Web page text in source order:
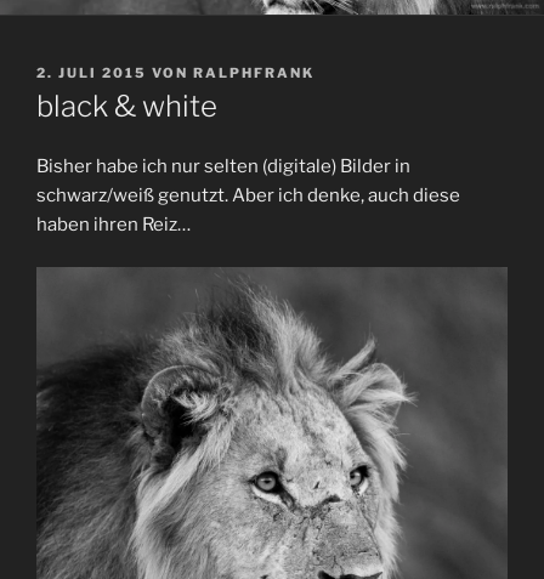
VERÖFFENTLICHT
AM
2. JULI 2015 VON RALPHFRANK
black & white
Bisher habe ich nur selten (digitale) Bilder in
schwarz/weiß genutzt. Aber ich denke, auch diese
haben ihren Reiz…